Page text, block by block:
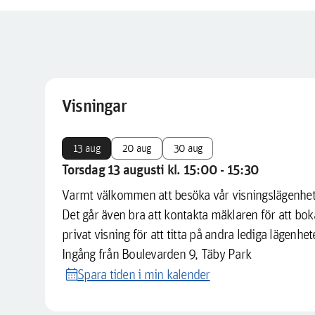
Visningar
13 aug 20 aug 30 aug
Torsdag 13 augusti kl. 15:00 - 15:30
Varmt välkommen att besöka vår
Det går även bra att kontakta mäklaren för att
privat visning för att titta på andra lediga
Ingång från Boulevarden 9, Täby Park
calendar_monthSpara tiden i min kalender